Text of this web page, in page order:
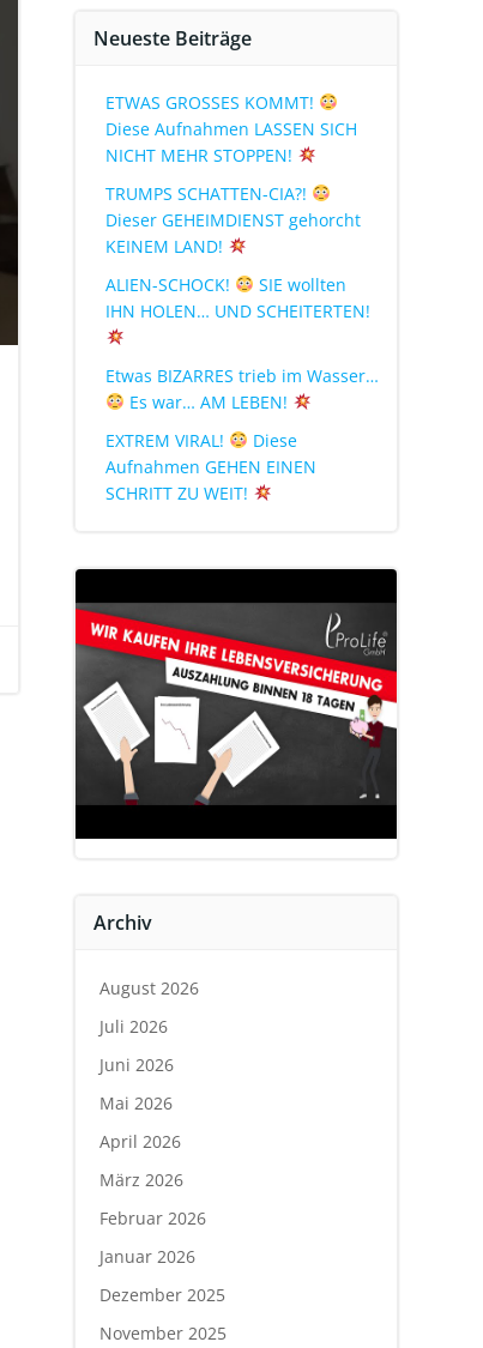
Neueste Beiträge
ETWAS GROSSES KOMMT!
Diese Aufnahmen LASSEN SICH
NICHT MEHR STOPPEN!
TRUMPS SCHATTEN-CIA?!
Dieser GEHEIMDIENST gehorcht
KEINEM LAND!
ALIEN-SCHOCK!
SIE wollten
IHN HOLEN… UND SCHEITERTEN!
Etwas BIZARRES trieb im Wasser…
Es war… AM LEBEN!
EXTREM VIRAL!
Diese
Aufnahmen GEHEN EINEN
SCHRITT ZU WEIT!
Archiv
August 2026
Juli 2026
Juni 2026
Mai 2026
April 2026
März 2026
Februar 2026
Januar 2026
Dezember 2025
November 2025